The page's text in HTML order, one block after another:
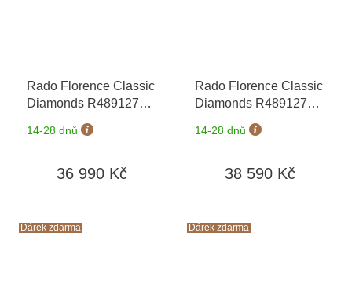
Rado Florence Classic
Diamonds R48912733
+ záruka 5 let +
zkrácení řemínku
hodinky Friedrich
14-28 dnů
36 990 Kč
Rado Florence Classic
Diamonds R48912743
+ záruka 5 let +
zkrácení řemínku
hodinky Friedrich
14-28 dnů
38 590 Kč
Dárek zdarma Dárek zdarma